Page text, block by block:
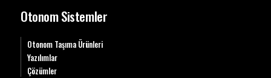
Otonom Sistemler
Otonom Taşıma Ürünleri
Yazılımlar
Çözümler